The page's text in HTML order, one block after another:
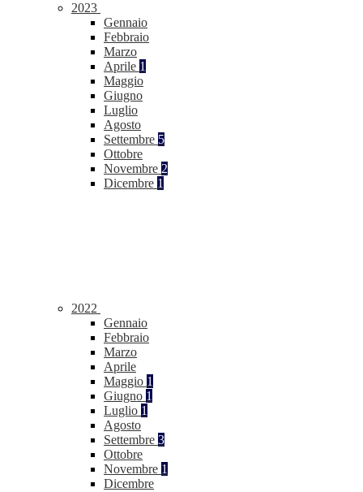
2023
Gennaio
Febbraio
Marzo
Aprile 1
Maggio
Giugno
Luglio
Agosto
Settembre 5
Ottobre
Novembre 2
Dicembre 1
2022
Gennaio
Febbraio
Marzo
Aprile
Maggio 1
Giugno 1
Luglio 1
Agosto
Settembre 3
Ottobre
Novembre 1
Dicembre